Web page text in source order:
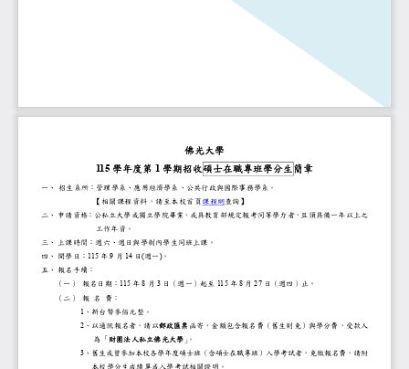
佛光大學
115 學年度第
1 學期招收
碩士在職專班學分生
簡章
一、招生系所：管理學系
、 應用經濟學系
、 公共行政與國際事務學系
。
【相關課程資料，請至本校首頁
課程網查詢】
二、申請資格：公私立大學或獨立學院畢業，或具教育部規定報考同等學力
，且須具備一年以上之
工作年資。
三、上課時間：週
六、
週 日與學制內學生同班上課。
四、開學日：
1 15 年 9 月 14 日(週一
)。
五、報名手續：
（一）報名日期：
1 15 年 8 月 3 日（週
一 ）起至
11 5 年 8 月 27 日（週
四 ）止。
（二）
報 名
費：
1 、新台幣參佰元整。
2、以通訊報名者，請以
郵政匯票函寄，金額包含報名費（舊生則免）與學分
受款人
為「財團法人私立
佛光大學
」。
3、 舊生或曾參加本校各學年度碩士班（含碩士在職專班）入學
請附
本校學分生成績單
或 入學考試相關證明
。